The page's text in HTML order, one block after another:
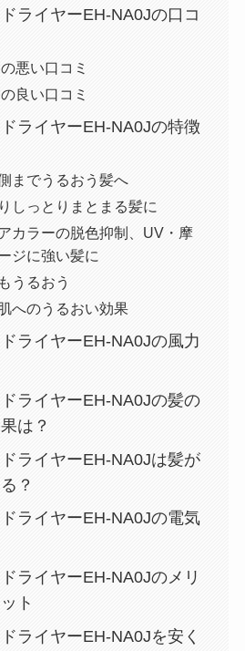
ライヤーEH-NA0Jの口コ
悪い口コミ
良い口コミ
ライヤーEH-NA0Jの特徴
までうるおう髪へ
しっとりまとまる髪に
カラーの脱色抑制、UV・摩
ジに強い髪に
うるおう
へのうるおい効果
ライヤーEH-NA0Jの風力
ライヤーEH-NA0Jの髪の
は？
ライヤーEH-NA0Jは髪が
？
ライヤーEH-NA0Jの電気
ライヤーEH-NA0Jのメリ
ト
ライヤーEH-NA0Jを安く